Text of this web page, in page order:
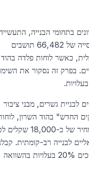
בתחומי הבנייה,
המגורים והפרויקטים הגדולים באזור. עם אוכלוסייה של 66,482 תושבים
כאשר לוחות פלדה בהוד
בפרק זה נסקור את
לבניית גשרים, מבני ציבור
החדש" בהוד השרון,
פלדה בעובי 20 מ"מ שימשו לחיזוק עמודים, במחיר של
לבנייה רב-קומתית.
משתמשים גם בלוחות אלו לגגות מתכתיים, חוסכים 20% בעלויות בהשוואה